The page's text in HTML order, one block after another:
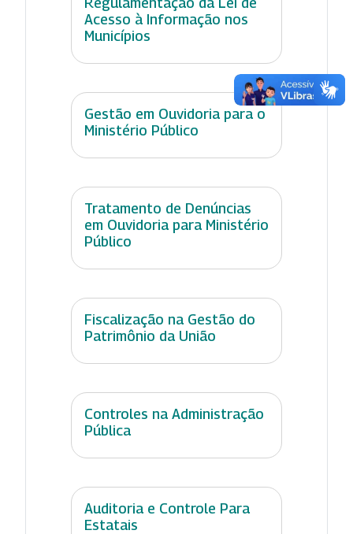
Acesso à Informação nos
Municípios
Gestão em Ouvidoria para o
Ministério Público
Tratamento de Denúncias
em Ouvidoria para Ministério
Público
Fiscalização na Gestão do
Patrimônio da União
Controles na Administração
Pública
Auditoria e Controle Para
Estatais